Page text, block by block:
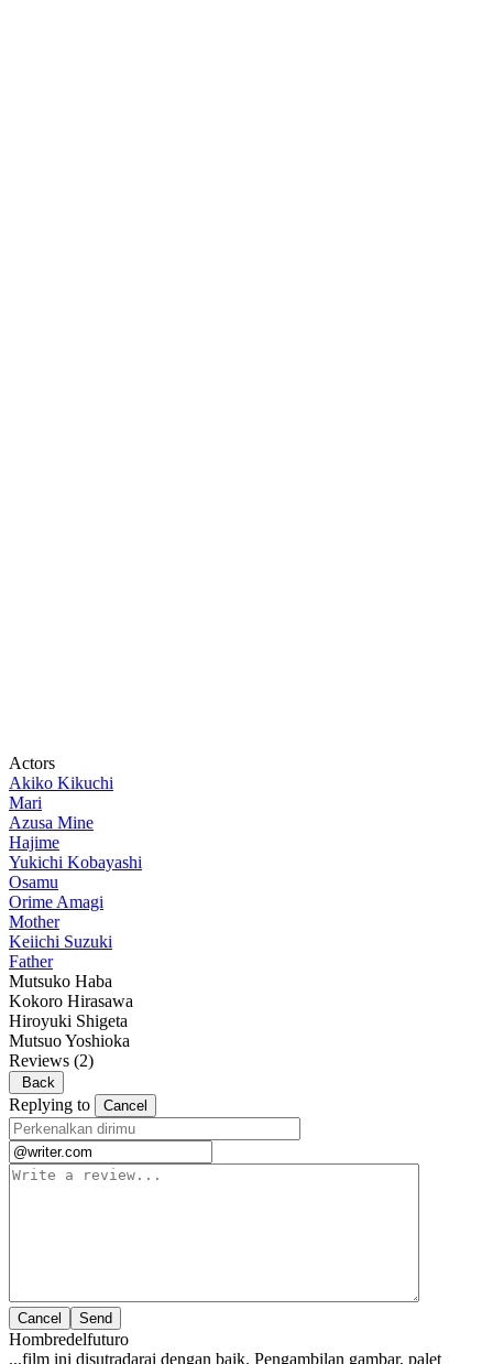
Actors
Akiko Kikuchi
Mari
Azusa Mine
Hajime
Yukichi Kobayashi
Osamu
Orime Amagi
Mother
Keiichi Suzuki
Father
Mutsuko Haba
Kokoro Hirasawa
Hiroyuki Shigeta
Mutsuo Yoshioka
Reviews (2)
Back
Replying to Cancel
Cancel
Hombredelfuturo
...film ini disutradarai dengan baik. Pengambilan gambar, palet